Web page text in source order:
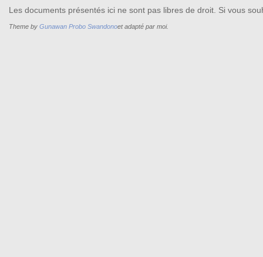
Les documents présentés ici ne sont pas libres de droit. Si vous
Theme by Gunawan Probo Swandonoet adapté par moi.